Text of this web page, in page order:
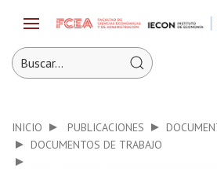
INICIO PUBLICACIONES
DOCUMENTOS DE TRABAJO